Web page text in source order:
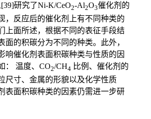
研究了Ni-K/CeO2-Al2O3催化剂的
，反应后的催化剂上有不同种类的
上面所述，根据不同的表征手段结
面的积碳分为不同的种类。此外，
响催化剂表面积碳种类与性质的因
： 温度、CO2/CH4 比例、催化剂的
尺寸、金属的形貌以及化学性质
表面积碳种类的因素仍需进一步研